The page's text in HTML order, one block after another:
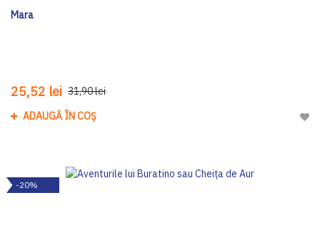
Mara
25,52 lei 31,90 lei
ADAUGĂ ÎN COȘ
-20%